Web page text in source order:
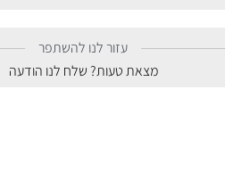
עזור לנו להשתפר
מצאת טעות? שלח לנו הודעה